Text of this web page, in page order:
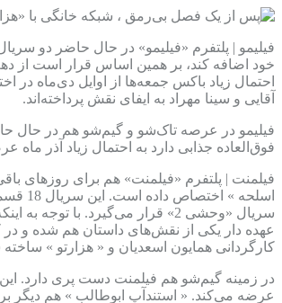
فیلیمو | پلتفرم «فیلیمو» در حال حاضر دو
احتمال زیاد باکس جمعه‌ها از اوایل دی‌ماه در
آقایی و سینا مهراد به ایفای نقش پرداخته‌اند.
فیلیمو در عرصه تاک‌شو و گیم‌شو هم در حال
فوق‌العاده جذابی دارد به احتمال زیاد آذر
فیلمنت | پلتفرم «فیلمنت» هم برای روزهای
سریال «وحشی 2» قرار می‌گیرد.
عهده دار یکی از نقش‌های داستان هم شده و در
کارگردانی همایون اسعدیان و « هزارتو »
در زمینه گیم‌شو هم فیلمنت دست پری دارد.
عرضه می‌کند. « استندآپ ابوطالب » هم دیگر